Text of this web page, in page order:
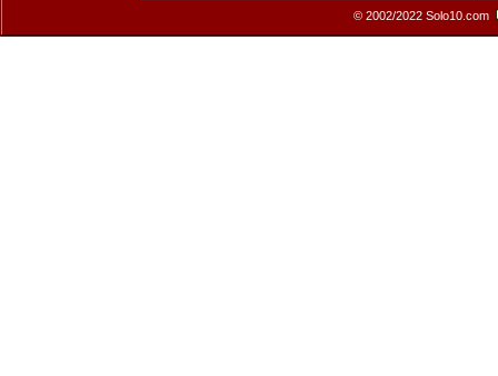
© 2002/2022 Solo10.com